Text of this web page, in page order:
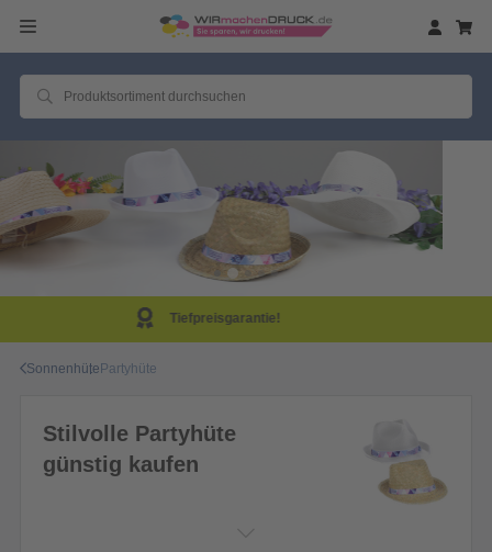
Same Day Produktion!
SonnenhütePartyhüte
Stilvolle Partyhüte
günstig kaufen